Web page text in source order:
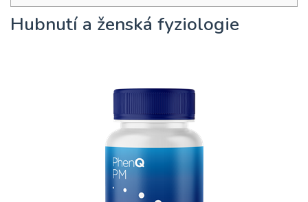
Hubnutí a ženská fyziologie